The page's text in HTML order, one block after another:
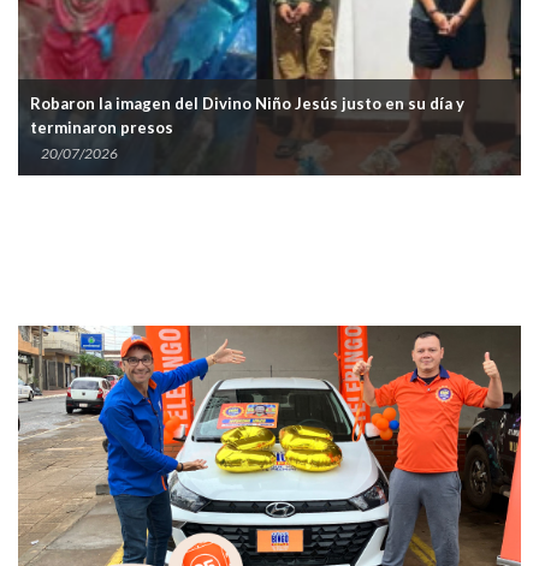
Robaron la imagen del Divino Niño Jesús justo en su día y
terminaron presos
20/07/2026